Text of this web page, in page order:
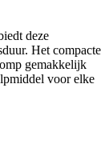
deze
Het compacte
gemakkelijk
voor elke